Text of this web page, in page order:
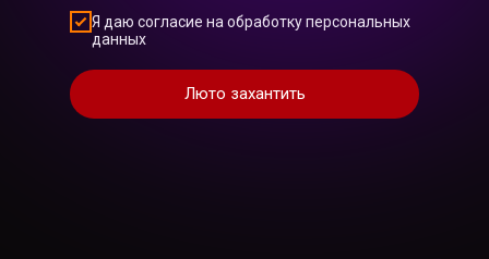
Я даю согласие на обработку персональных
данных
Люто захантить